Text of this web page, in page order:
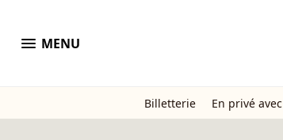
menu MENU
Billetterie En privé avec